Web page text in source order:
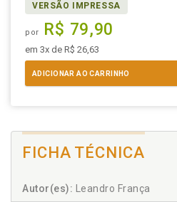
VERSÃO IMPRESSA
por R$ 79,90
em 3x de R$ 26,63
ADICIONAR AO CARRINHO
FICHA TÉCNICA
Autor(es): Leandro França